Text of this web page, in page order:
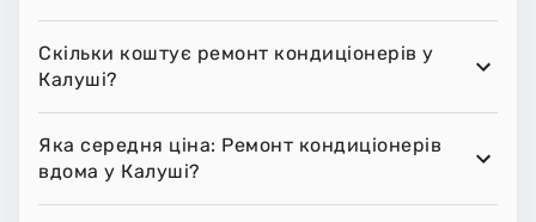
Скільки коштує ремонт кондиціонерів у
Калуші?
Яка середня ціна: Ремонт кондиціонерів
вдома у Калуші?